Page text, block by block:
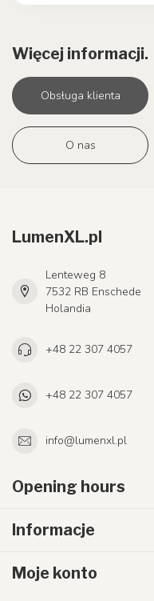
Więcej informacji.
Obsługa klienta
O nas
LumenXL.pl
Lenteweg 8
7532 RB Enschede
Holandia
+48 22 307 4057
+48 22 307 4057
info@lumenxl.pl
Opening hours
Informacje
Moje konto